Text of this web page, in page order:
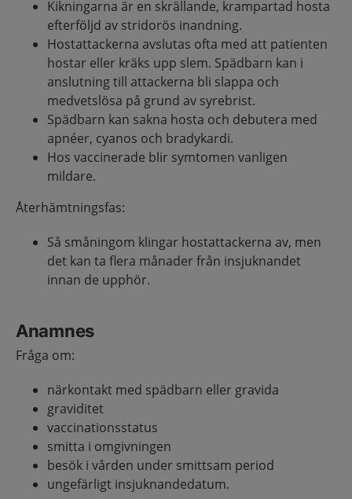
Kikningarna är en skrällande, krampartad hosta
efterföljd av stridorös inandning.
Hostattackerna avslutas ofta med att patienten
hostar eller kräks upp slem. Spädbarn kan i
anslutning till attackerna bli slappa och
medvetslösa på grund av syrebrist.
Spädbarn kan sakna hosta och debutera med
apnéer, cyanos och bradykardi.
Hos vaccinerade blir symtomen vanligen
mildare.
Återhämtningsfas:
Så småningom klingar hostattackerna av, men
det kan ta flera månader från insjuknandet
innan de upphör.
Anamnes
Fråga om:
närkontakt med spädbarn eller gravida
graviditet
vaccinationsstatus
smitta i omgivningen
besök i vården under smittsam period
ungefärligt insjuknandedatum.